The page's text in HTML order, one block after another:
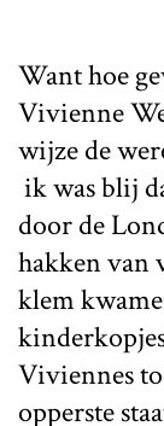
Want hoe
Vivienne
wijze de
ik was blij
door de
hakken van
klem
Viviennes
opperste